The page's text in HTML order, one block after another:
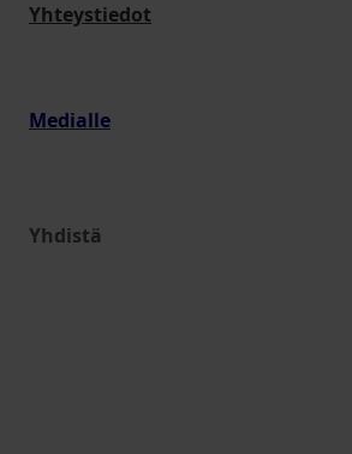
Yhteystiedot
Medialle
Yhdistä